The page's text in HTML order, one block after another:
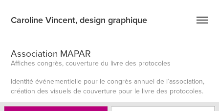
Caroline Vincent, design graphique
Association MAPAR
Affiches congrès, couverture du livre des protocoles
Identité événementielle pour le congrès annuel de l’association,
création des visuels de couverture pour le livre des protocoles.